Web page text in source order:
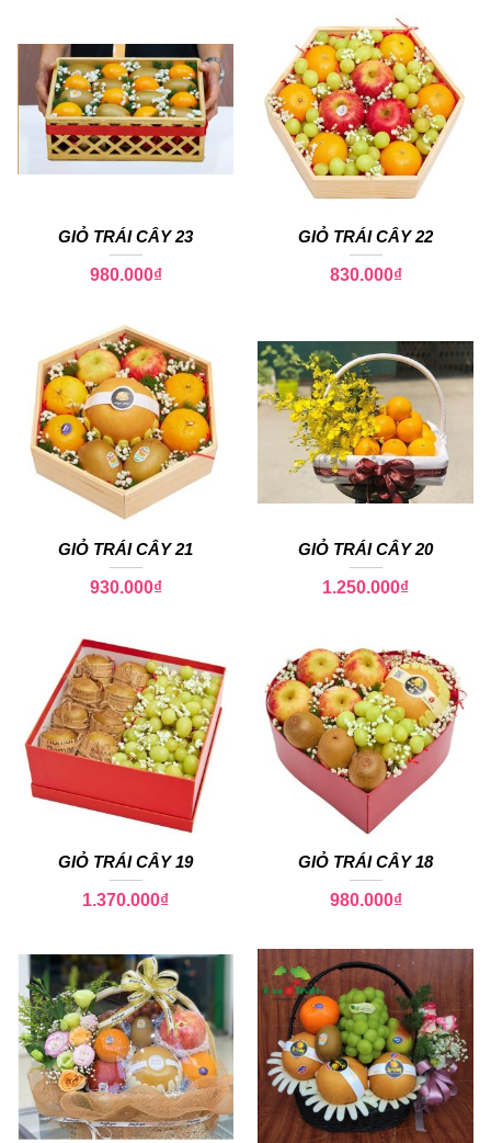
GIỎ TRÁI CÂY 23
980.000₫
GIỎ TRÁI CÂY 22
830.000₫
GIỎ TRÁI CÂY 21
930.000₫
GIỎ TRÁI CÂY 20
1.250.000₫
GIỎ TRÁI CÂY 19
1.370.000₫
GIỎ TRÁI CÂY 18
980.000₫